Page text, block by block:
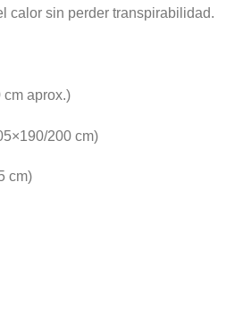
calor sin perder transpirabilidad.
aprox.)
200 cm)
cm)